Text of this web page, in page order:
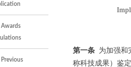
Awards
Previous
第一条为加强和
称科技成果）鉴